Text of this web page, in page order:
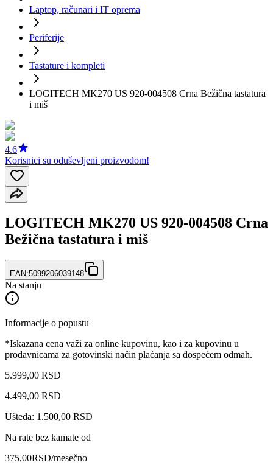
Laptop, računari i IT oprema
Periferije
Tastature i kompleti
LOGITECH MK270 US 920-004508 Crna Bežična tastatura
i miš
4.6
Korisnici su oduševljeni proizvodom!
LOGITECH MK270 US 920-004508 Crna
Bežična tastatura i miš
EAN:5099206039148
Na stanju
Informacije o popustu
*Iskazana cena važi za online kupovinu, kao i za kupovinu u
prodavnicama za gotovinski način plaćanja sa dospećem odmah.
5.999,00 RSD
4.499,00 RSD
Ušteda: 1.500,00 RSD
Na rate bez kamate od
375,00RSD/mesečno